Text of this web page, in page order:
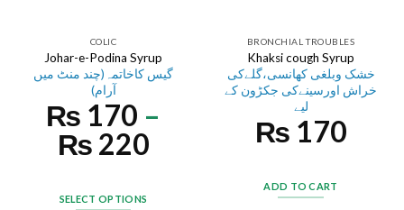
COLIC
Johar-e-Podina Syrup
گیس کاخاتمہ(چند منٹ میں
آرام)
₨ 170 –
₨ 220
SELECT OPTIONS
BRONCHIAL TROUBLES
Khaksi cough Syrup
خشک وبلغی کھانسی،گلےکی
خراش اورسینےکی جکڑون کے
لیے
₨ 170
ADD TO CART